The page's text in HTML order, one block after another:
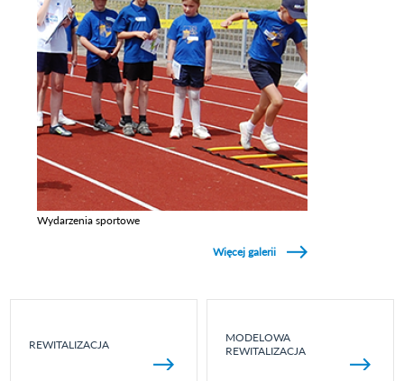
Wydarzenia sportowe
Więcej galerii
REWITALIZACJA
MODELOWA
REWITALIZACJA